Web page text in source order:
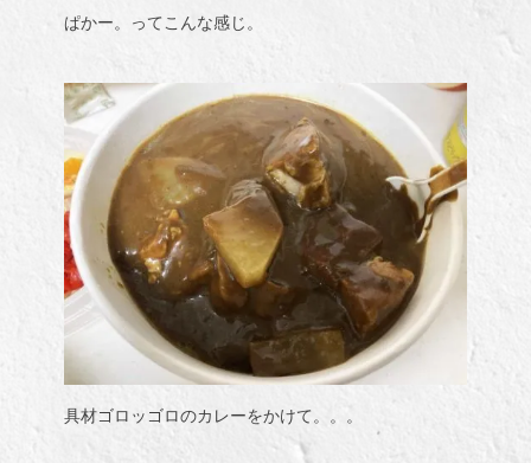
ぱかー。ってこんな感じ。
具材ゴロッゴロのカレーをかけて。。。